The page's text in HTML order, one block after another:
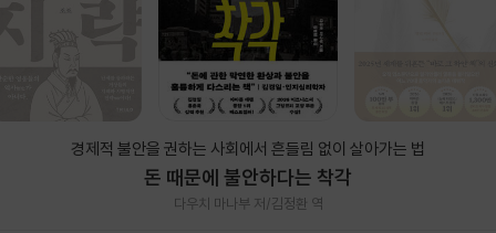
경제적 불안을 권하는 사회에서 흔들림 없이 살아가는 법
돈 때문에 불안하다는 착각
다우치 마나부 저/김정환 역